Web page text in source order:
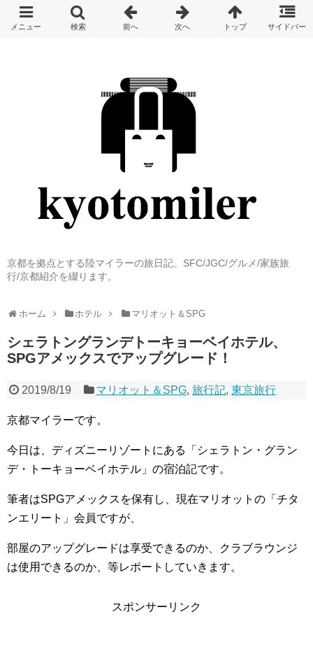
京都を拠点とする陸マイラーの旅日記。SFC/JGC/グルメ/家族旅
行/京都紹介を綴ります。
ホーム ホテル マリオット＆SPG
シェラトングランデトーキョーベイホテル、
SPGアメックスでアップグレード！
2019/8/19 マリオット＆SPG,旅行記,東京旅行
京都マイラーです。
今日は、ディズニーリゾートにある「シェラトン・グラン
デ・トーキョーベイホテル」の宿泊記です。
筆者はSPGアメックスを保有し、現在マリオットの「チタ
ンエリート」会員ですが、
部屋のアップグレードは享受できるのか、クラブラウンジ
は使用できるのか、等レポートしていきます。
スポンサーリンク